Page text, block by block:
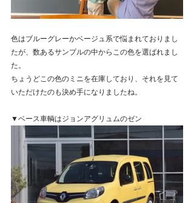
色はブルーグレーかベージュ系で悩まれておりまし
たが、数あるサンプルの中からこの色を選ばれまし
た。
ちょうどこの色のミニを在庫しており、それを見て
いただけたのも決め手になりましたね。
▼ベース車輌はジョンアグリュムのゼン